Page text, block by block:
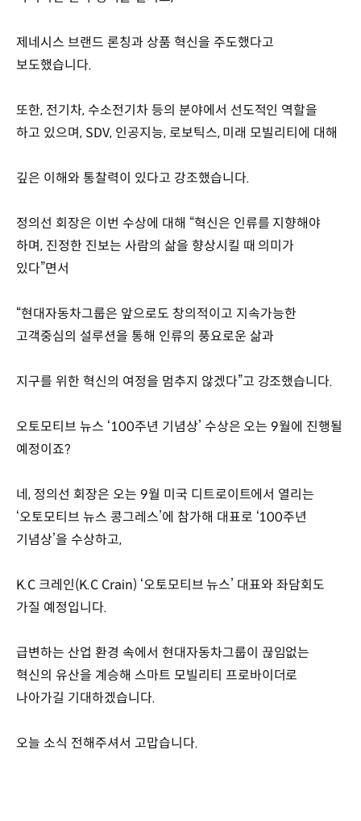
제네시스 브랜드 론칭과 상품 혁신을 주도했다고
보도했습니다.
또한, 전기차, 수소전기차 등의 분야에서 선도적인 역할을
하고 있으며, SDV, 인공지능, 로보틱스, 미래 모빌리티에 대해
깊은 이해와 통찰력이 있다고 강조했습니다.
정의선 회장은 이번 수상에 대해 “혁신은 인류를 지향해야
하며, 진정한 진보는 사람의 삶을 향상시킬 때 의미가
있다”면서
“현대자동차그룹은 앞으로도 창의적이고 지속가능한
고객중심의 설루션을 통해 인류의 풍요로운 삶과
지구를 위한 혁신의 여정을 멈추지 않겠다”고 강조했습니다.
오토모티브 뉴스 ‘100주년 기념상’ 수상은 오는 9월에 진행될
예정이죠?
네, 정의선 회장은 오는 9월 미국 디트로이트에서 열리는
‘오토모티브 뉴스 콩그레스’에 참가해 대표로 ‘100주년
기념상’을 수상하고,
K.C 크레인(K.C Crain) ‘오토모티브 뉴스’ 대표와 좌담회도
가질 예정입니다.
급변하는 산업 환경 속에서 현대자동차그룹이 끊임없는
혁신의 유산을 계승해 스마트 모빌리티 프로바이더로
나아가길 기대하겠습니다.
오늘 소식 전해주셔서 고맙습니다.